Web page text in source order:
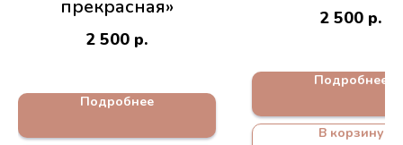
прекрасная»
2 500 р.
Подробнее
2 500 р.
Подробнее
В корзину